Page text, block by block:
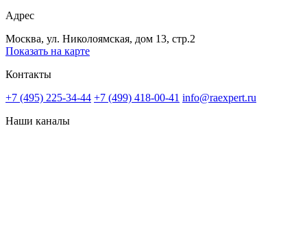
Адрес
Москва, ул. Николоямская, дом 13, стр.2
Показать на карте
Контакты
+7 (495) 225-34-44 +7 (499) 418-00-41 info@raexpert.ru
Наши каналы